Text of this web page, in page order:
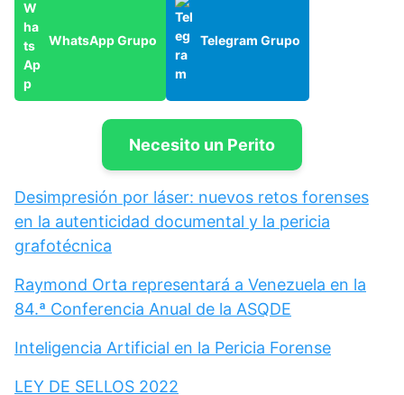
WhatsApp Grupo Telegram Grupo
Necesito un Perito
Desimpresión por láser: nuevos retos forenses
en la autenticidad documental y la pericia
grafotécnica
Raymond Orta representará a Venezuela en la
84.ª Conferencia Anual de la ASQDE
Inteligencia Artificial en la Pericia Forense
LEY DE SELLOS 2022